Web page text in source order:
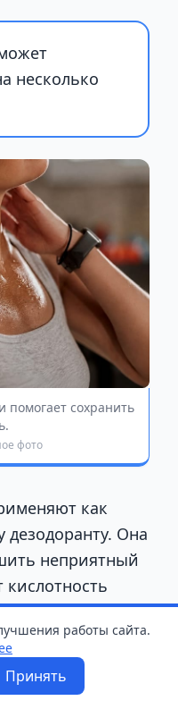
несколько
помогает сохранить
фото
как
дезодоранту. Она
неприятный
кислотность
расщепляют
работы сайта.
Принять